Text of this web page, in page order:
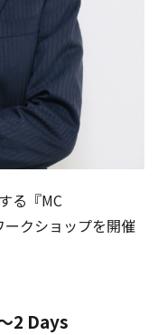
る『MC
クショップを開催
2 Days